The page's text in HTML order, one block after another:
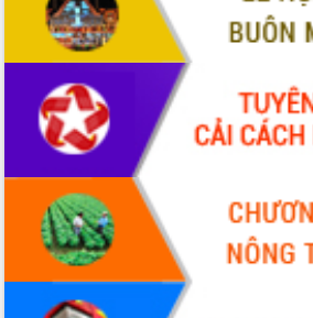
Không có file video nào để phát.